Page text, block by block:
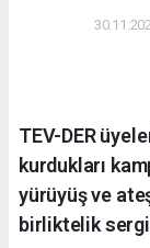
TEV-DER
kurdukları
yürüyüş ve
birliktelik